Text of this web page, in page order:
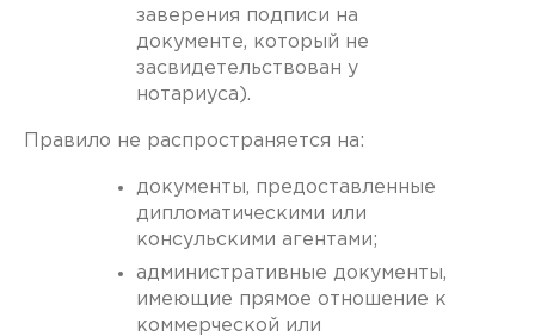
заверения подписи на
документе, который не
засвидетельствован у
нотариуса).
Правило не распространяется на:
документы, предоставленные
дипломатическими или
консульскими агентами;
административные документы,
имеющие прямое отношение к
коммерческой или